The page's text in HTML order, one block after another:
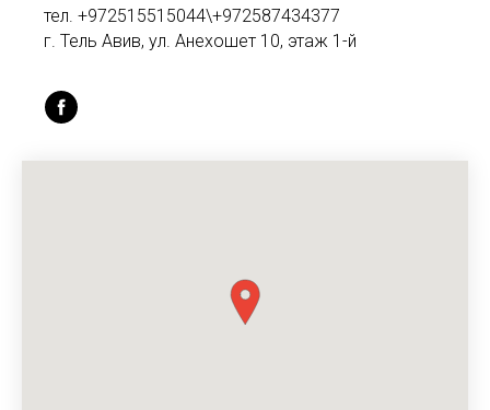
тел. +972515515044\+972587434377
г. Тель Авив, ул. Анехошет 10, этаж 1-й